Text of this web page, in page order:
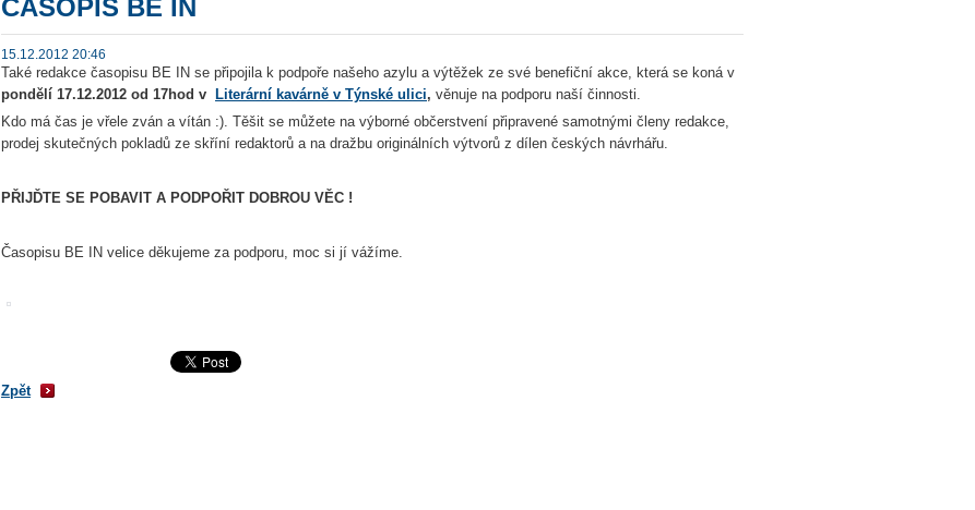
ČASOPIS BE IN
15.12.2012 20:46
Také redakce časopisu BE IN se připojila k podpoře našeho azylu a výtěžek ze své benefiční akce, která se koná v
pondělí 17.12.2012 od 17hod v
Literární kavárně v Týnské ulici, věnuje na podporu naší činnosti.
Kdo má čas je vřele zván a vítán :). Těšit se můžete na výborné občerstvení připravené samotnými členy redakce,
prodej skutečných pokladů ze skříní redaktorů a na dražbu originálních výtvorů z dílen českých návrhářu.
PŘIJĎTE SE POBAVIT A PODPOŘIT DOBROU VĚC !
Časopisu BE IN velice děkujeme za podporu, moc si jí vážíme.
Zpět